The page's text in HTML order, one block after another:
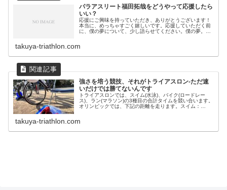
パラアスリート福田拓哉をどうやって応援したら
いい？
応援にご興味を持っていただき、ありがとうございます！
本当に、めっちゃすごく嬉しいです。応援していただく前
に、僕の夢について、少し語らせてください。僕の夢。そ
takuya-triathlon.com
強さを培う競技、それがトライアスロン-ただ速
いだけでは勝てないんです
トライアスロンでは、スイム(水泳)、バイク(ロードレー
ス)、ラン(マラソン)の3種目の合計タイムを競い合います。
オリンピックでは、下記の距離を走ります。スイム：
takuya-triathlon.com